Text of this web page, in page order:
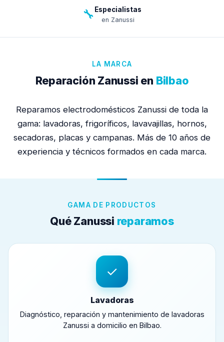
🔧 Especialistas
en Zanussi
LA MARCA
Reparación Zanussi en Bilbao
Reparamos electrodomésticos Zanussi de toda la
gama: lavadoras, frigoríficos, lavavajillas, hornos,
secadoras, placas y campanas. Más de 10 años de
experiencia y técnicos formados en cada marca.
GAMA DE PRODUCTOS
Qué Zanussi reparamos
✓
Lavadoras
Diagnóstico, reparación y mantenimiento de lavadoras
Zanussi a domicilio en Bilbao.